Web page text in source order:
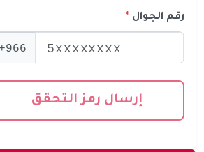
رقم الجوال
966+
إرسال رمز التحقق